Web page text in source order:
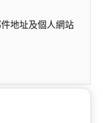
地址及個人網站